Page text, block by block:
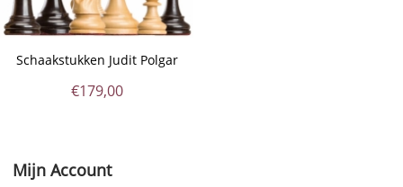
Schaakstukken Judit Polgar
€179,00
Mijn Account